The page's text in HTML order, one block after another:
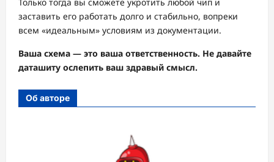
заставить его работать долго и стабильно, вопреки
всем «идеальным» условиям из документации.
Ваша схема — это ваша ответственность. Не давайте
даташиту ослепить ваш здравый смысл.
Об авторе